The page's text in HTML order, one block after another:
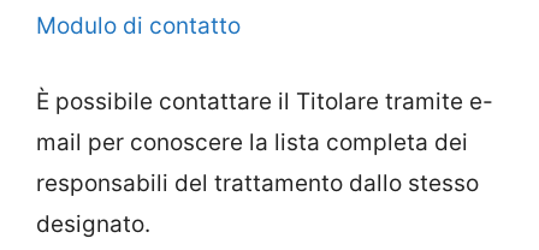
Modulo di contatto
È possibile contattare il Titolare tramite e-
mail per conoscere la lista completa dei
responsabili del trattamento dallo stesso
designato.